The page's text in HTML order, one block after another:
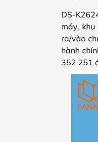
DS-
máy,
ra/vào
hành
352 251